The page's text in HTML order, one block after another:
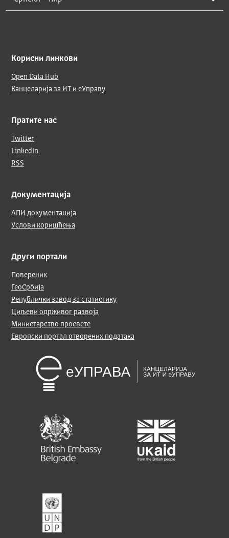
Корисни линкови
Open Data Hub
Канцеларија за ИТ и еУправу
Пратите нас
Twitter
LinkedIn
RSS
Документација
АПИ документација
Услови коришћења
Други портали
Повереник
ГеоСрбија
Републички завод за статистику
Циљеви одрживог развоја
Министарство просвете
Европски портал отворених података